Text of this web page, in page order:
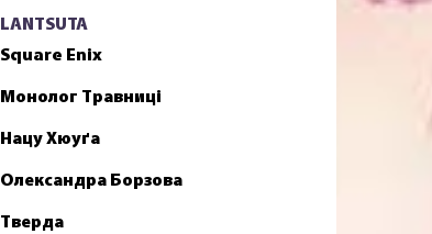
LANTSUTA
Square Enix
Монолог Травниці
Нацу Хюуґа
Олександра Борзова
Тверда